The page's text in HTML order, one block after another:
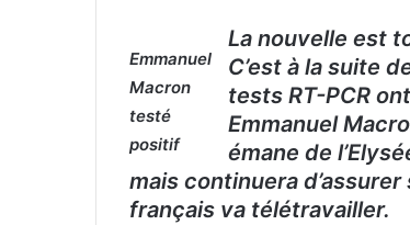
Emmanuel
Macron
testé
positif
La nouvelle est
C’est à la suite
tests RT-PCR
Emmanuel
émane de
mais continuera
français va télétravailler.